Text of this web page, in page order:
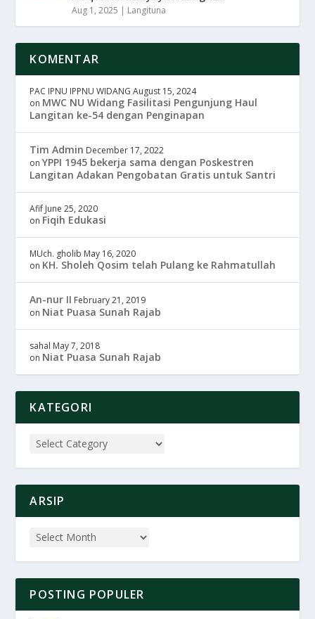
Aug 1, 2025 | Langituna
KOMENTAR
PAC IPNU IPPNU WIDANG August 15, 2024
on MWC NU Widang Fasilitasi Pengunjung Haul
Langitan ke-54 dengan Penginapan
Tim Admin December 17, 2022
onYPPI 1945 bekerja sama dengan Poskestren
Langitan Adakan Pengobatan Gratis untuk Santri
Afif June 25, 2020
on Fiqih Edukasi
MUch. gholib May 16, 2020
on KH. Sholeh Qosim telah Pulang ke Rahmatullah
An-nur II February 21, 2019
on Niat Puasa Sunah Rajab
sahal May 7, 2018
on Niat Puasa Sunah Rajab
KATEGORI
ARSIP
POSTING POPULER